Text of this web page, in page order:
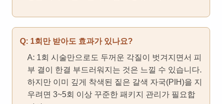
Q: 1회만 받아도 효과가 있나요?
A: 1회 시술만으로도 두꺼운 각질이 벗겨지면서 피
부 결이 한결 부드러워지는 것은 느낄 수 있습니다.
하지만 이미 깊게 착색된 짙은 갈색 자국(PIH)을 지
우려면 3~5회 이상 꾸준한 패키지 관리가 필요합